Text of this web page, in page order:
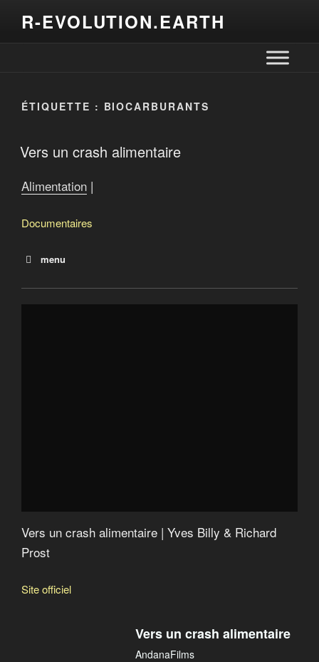
R-EVOLUTION.EARTH
ÉTIQUETTE : BIOCARBURANTS
Vers un crash alimentaire
Alimentation |
Documentaires
menu
Vers un crash alimentaire | Yves Billy & Richard
Prost
Site officiel
Vers un crash alimentaire
AndanaFilms